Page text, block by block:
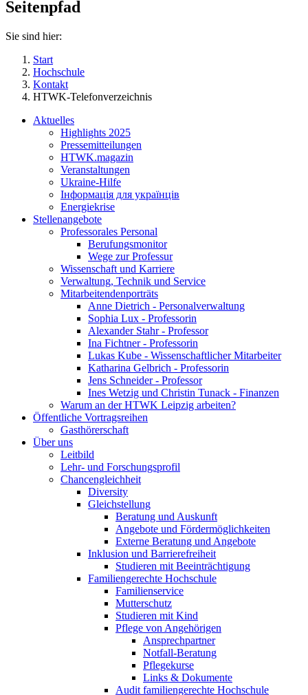
Seitenpfad
Sie sind hier:
Start
Hochschule
Kontakt
HTWK-Telefonverzeichnis
Aktuelles
Highlights 2025
Pressemitteilungen
HTWK.magazin
Veranstaltungen
Ukraine-Hilfe
Інформація для українців
Energiekrise
Stellenangebote
Professorales Personal
Berufungsmonitor
Wege zur Professur
Wissenschaft und Karriere
Verwaltung, Technik und Service
Mitarbeitendenporträts
Anne Dietrich - Personalverwaltung
Sophia Lux - Professorin
Alexander Stahr - Professor
Ina Fichtner - Professorin
Lukas Kube - Wissenschaftlicher Mitarbeiter
Katharina Gelbrich - Professorin
Jens Schneider - Professor
Ines Wetzig und Christin Tunack - Finanzen
Warum an der HTWK Leipzig arbeiten?
Öffentliche Vortragsreihen
Gasthörerschaft
Über uns
Leitbild
Lehr- und Forschungsprofil
Chancengleichheit
Diversity
Gleichstellung
Beratung und Auskunft
Angebote und Fördermöglichkeiten
Externe Beratung und Angebote
Inklusion und Barrierefreiheit
Studieren mit Beeinträchtigung
Familiengerechte Hochschule
Familienservice
Mutterschutz
Studieren mit Kind
Pflege von Angehörigen
Ansprechpartner
Notfall-Beratung
Pflegekurse
Links & Dokumente
Audit familiengerechte Hochschule